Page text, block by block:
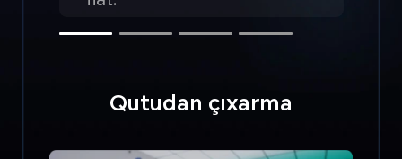
Qutudan çıxarma